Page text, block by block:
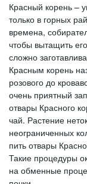
Красный корень –
только в горных
времена,
чтобы вытащить
сложно
Красным корень
розового до
очень приятный
отвары Красного
чай. Растение
неограниченных
пить отвары
Такие процедуры
на обменные